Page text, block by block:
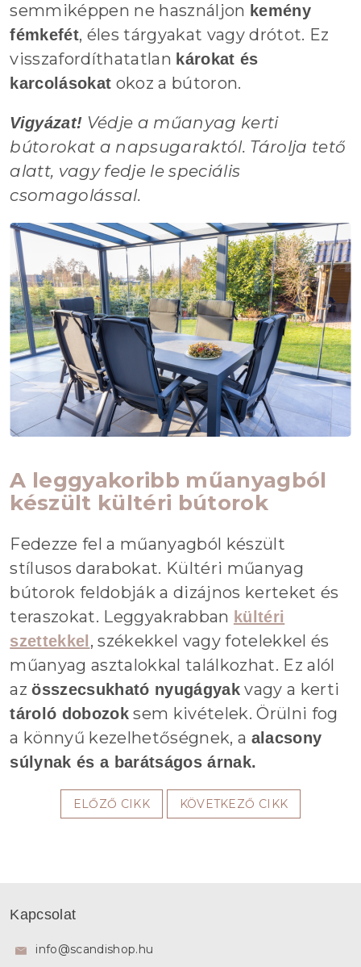
semmiképpen ne használjon kemény
fémkefét, éles tárgyakat vagy drótot. Ez
visszafordíthatatlan károkat és
karcolásokat okoz a bútoron.
Vigyázat! Védje a műanyag kerti
bútorokat a napsugaraktól. Tárolja tető
alatt, vagy fedje le speciális
csomagolással.
A leggyakoribb műanyagból
készült kültéri bútorok
Fedezze fel a műanyagból készült
stílusos darabokat. Kültéri műanyag
bútorok feldobják a dizájnos kerteket és
teraszokat. Leggyakrabban kültéri
szettekkel, székekkel vagy fotelekkel és
műanyag asztalokkal találkozhat. Ez alól
azösszecsukható nyugágyakvagy a kerti
tároló dobozoksem kivételek. Örülni fog
a könnyű kezelhetőségnek, a alacsony
súlynak és a barátságos árnak.
ELŐZŐ CIKK KÖVETKEZŐ CIKK
Kapcsolat
info@scandishop.hu